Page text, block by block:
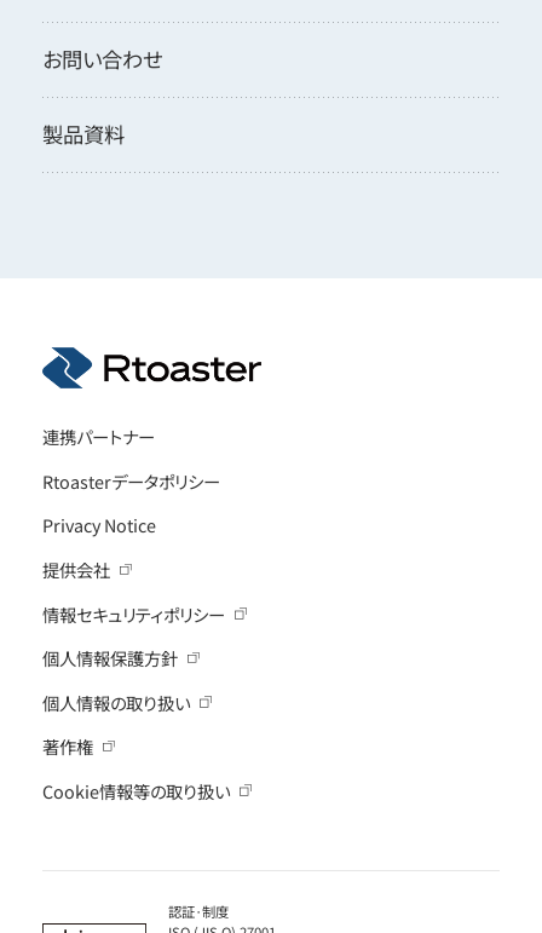
お問い合わせ
製品資料
連携パートナー
Rtoasterデータポリシー
Privacy Notice
提供会社
情報セキュリティポリシー
個人情報保護方針
個人情報の取り扱い
著作権
Cookie情報等の取り扱い
認証·制度